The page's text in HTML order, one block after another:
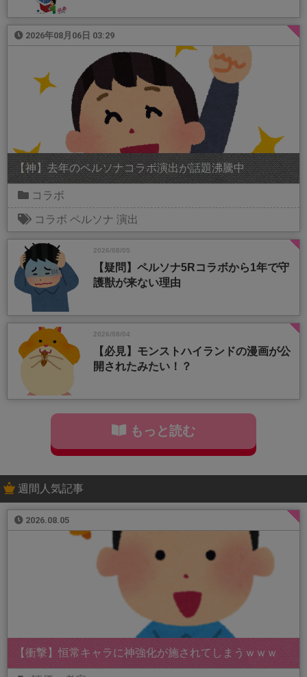
2026年08月06日 03:29
【神】去年のペルソナコラボ演出が話題沸騰中
コラボ
コラボ ペルソナ 演出
2026/08/05
【疑問】ペルソナ5Rコラボから1年で守
護獣が来ない理由
2026/08/04
【必見】モンストハイランドの漫画が公
開されたみたい！？
もっと読む
週間人気記事
2026.08.05
【衝撃】恒常キャラに神強化が施されてしまうｗｗｗ